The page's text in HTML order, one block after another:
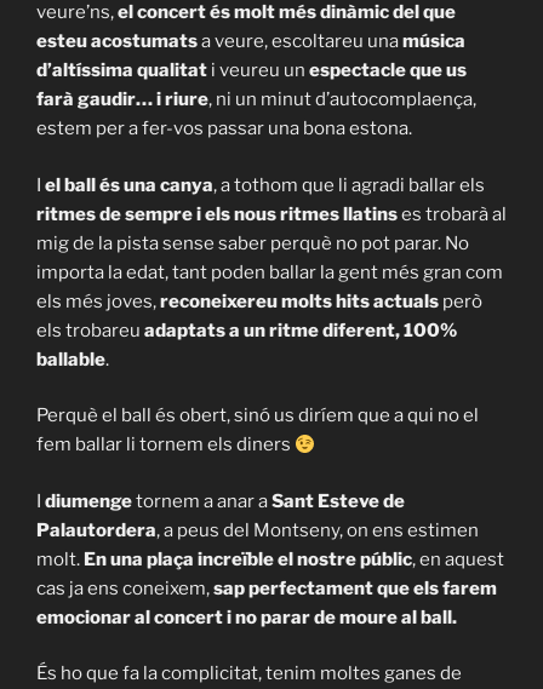
veure’ns,el concert és molt més dinàmic del que
esteu acostumatsa veure, escoltareu unamúsica
d’altíssima qualitat i veureu un espectacle que us
farà gaudir… i riure, ni un minut d’autocomplaença,
estem per a fer-vos passar una bona estona.
I el ball és una canya, a tothom que li agradi ballar els
ritmes de sempre i els nous ritmes llatinses trobarà al
mig de la pista sense saber perquè no pot parar. No
importa la edat, tant poden ballar la gent més gran com
els més joves,reconeixereu molts hits actuals però
els trobareu adaptats a un ritme diferent, 100%
ballable.
Perquè el ball és obert, sinó us diríem que a qui no el
fem ballar li tornem els diners
I diumengetornem a anar aSant Esteve de
Palautordera, a peus del Montseny, on ens estimen
molt. En una plaça increïbleel nostre públic, en aquest
cas ja ens coneixem,sap perfectament que els farem
emocionar al concert i no parar de moure al ball.
És ho que fa la complicitat, tenim moltes ganes de